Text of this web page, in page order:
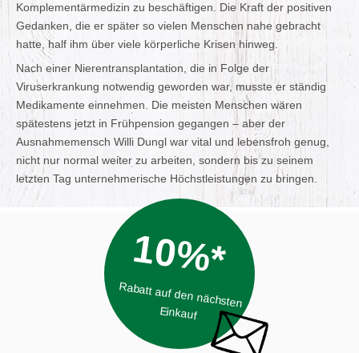
Komplementärmedizin zu beschäftigen. Die Kraft der positiven
Gedanken, die er später so vielen Menschen nahe gebracht
hatte, half ihm über viele körperliche Krisen hinweg.
Nach einer Nierentransplantation, die in Folge der
Viruserkrankung notwendig geworden war, musste er ständig
Medikamente einnehmen. Die meisten Menschen wären
spätestens jetzt in Frühpension gegangen – aber der
Ausnahmemensch Willi Dungl war vital und lebensfroh genug,
nicht nur normal weiter zu arbeiten, sondern bis zu seinem
letzten Tag unternehmerische Höchstleistungen zu bringen.
10%*
Rabatt auf den nächsten
Einkauf